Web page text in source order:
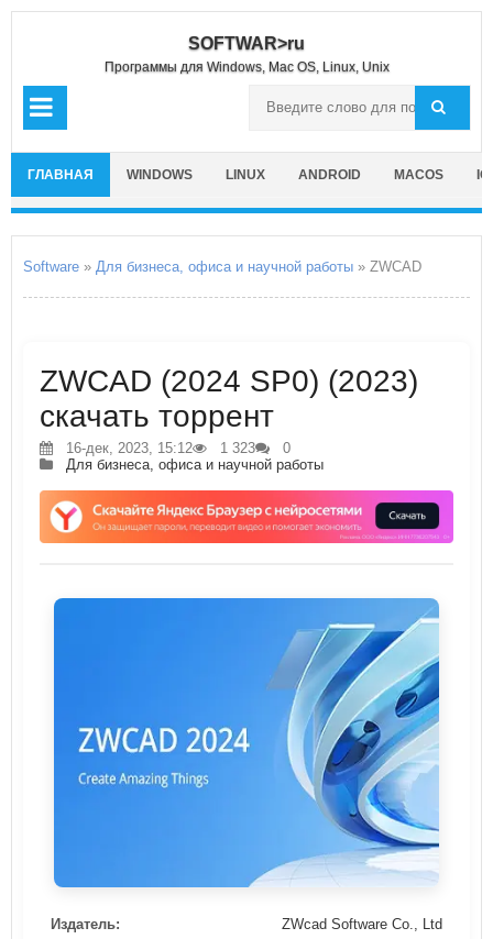
SOFTWAR>ru
Программы для Windows, Mac OS, Linux, Unix
ГЛАВНАЯ WINDOWS LINUX ANDROID MACOS
Software » Для бизнеса, офиса и научной работы » ZWCAD
ZWCAD (2024 SP0) (2023)
скачать торрент
16-дек, 2023, 15:12 1 323
0
Для бизнеса, офиса и научной работы
Издатель: ZWcad Software Co., Ltd